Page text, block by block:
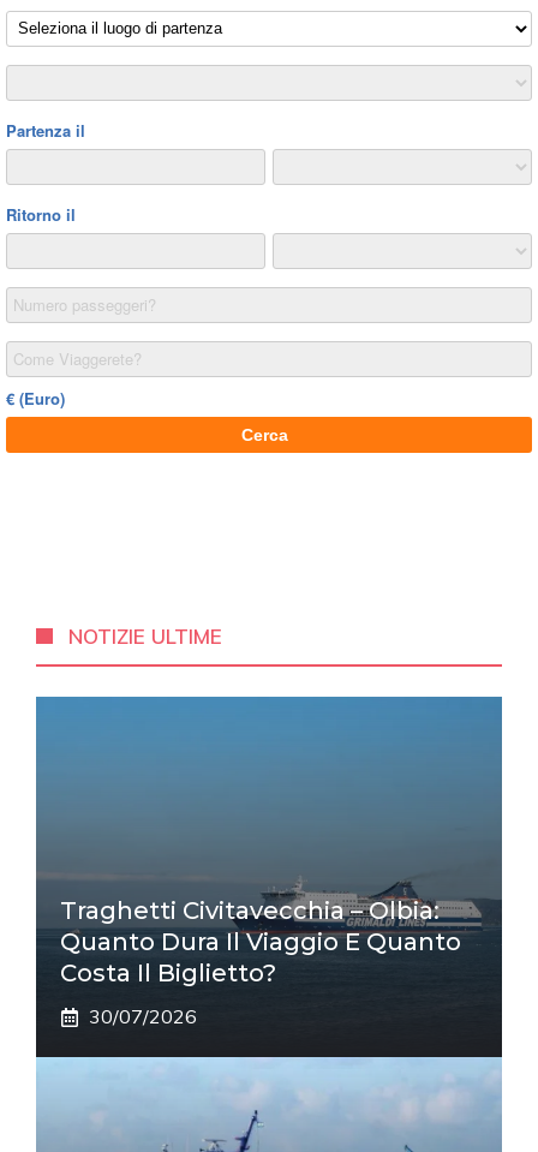
NOTIZIE ULTIME
Traghetti Civitavecchia – Olbia:
Quanto Dura Il Viaggio E Quanto
Costa Il Biglietto?
30/07/2026